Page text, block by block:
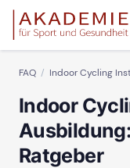
FAQ Indoor Cycling
Indoor
Ratgeber